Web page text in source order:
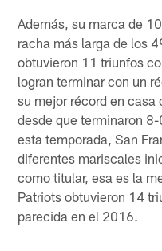
Además, su marca de
racha más larga de los
obtuvieron 11 triunfos
logran terminar con un
su mejor récord en casa
desde que terminaron
esta temporada, San
diferentes mariscales
como titular, esa es la
Patriots obtuvieron 14
parecida en el 2016.